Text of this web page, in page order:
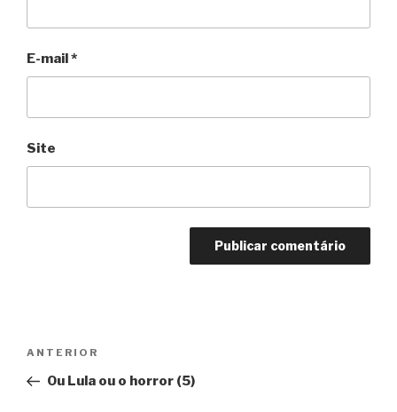
E-mail*
Site
Post
Anterior
ANTERIOR
Ou Lula ou o horror (5)